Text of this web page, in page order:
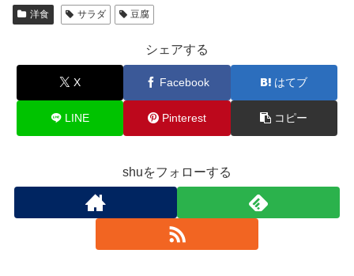
洋食 サラダ 豆腐
シェアする
X Facebook はてブ
LINE Pinterest コピー
shuをフォローする